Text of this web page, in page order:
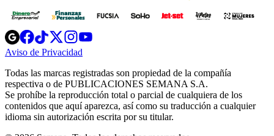
Opens
in
new
Opens
in
new
Opens
in
new
window
Opens
new
windowwindow
Aviso de Privacidad
new
window
Todas las marcas registradas son propiedad de la compañía
respectiva o de PUBLICACIONES SEMANA S.A.
Se prohíbe la reproducción total o parcial de cualquiera de los
contenidos que aquí aparezca, así como su traducción a cualquier
idioma sin autorización escrita por su titular.